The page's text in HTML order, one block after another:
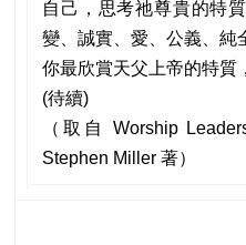
自己，思考祂尊貴的特
變、誠實、愛、公義、純
你最欣賞天父上帝的特質
(待續)
（取自 Worship
Stephen Miller 著）